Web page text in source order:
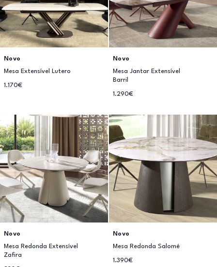
Novo
Mesa Extensível Lutero
1.170€
Novo
Mesa Jantar Extensível
Barril
1.290€
Novo
Mesa Redonda Extensível
Zafira
Novo
Mesa Redonda Salomé
1.390€